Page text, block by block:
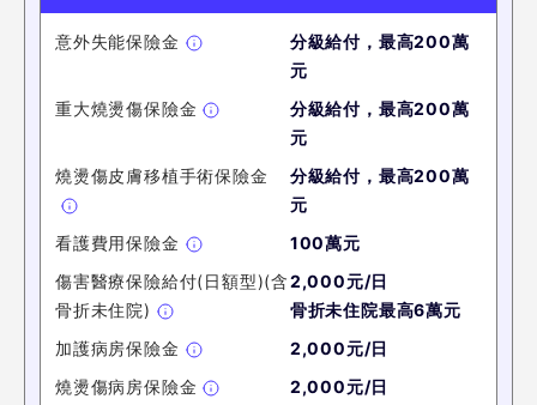
意外失能保險金
分級給付，最高200萬
元
重大燒燙傷保險金
分級給付，最高200萬
元
燒燙傷皮膚移植手術保險金
分級給付，最高200萬
元
看護費用保險金
100萬元
傷害醫療保險給付(日額型)(含
骨折未住院)
2,000元/日
骨折未住院最高6萬元
加護病房保險金
2,000元/日
燒燙傷病房保險金
2,000元/日